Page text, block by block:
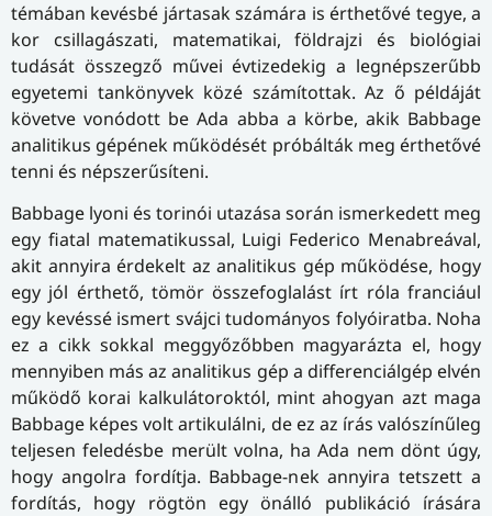
témában kevésbé jártasak számára is érthetővé tegye, a
kor csillagászati, matematikai, földrajzi és biológiai
tudását összegző művei évtizedekig a legnépszerűbb
egyetemi tankönyvek közé számítottak. Az ő példáját
követve vonódott be Ada abba a körbe, akik Babbage
analitikus gépének működését próbálták meg érthetővé
tenni és népszerűsíteni.
Babbage lyoni és torinói utazása során ismerkedett meg
egy fiatal matematikussal, Luigi Federico Menabreával,
akit annyira érdekelt az analitikus gép működése, hogy
egy jól érthető, tömör összefoglalást írt róla franciául
egy kevéssé ismert svájci tudományos folyóiratba. Noha
ez a cikk sokkal meggyőzőbben magyarázta el, hogy
mennyiben más az analitikus gép a differenciálgép elvén
működő korai kalkulátoroktól, mint ahogyan azt maga
Babbage képes volt artikulálni, de ez az írás valószínűleg
teljesen feledésbe merült volna, ha Ada nem dönt úgy,
hogy angolra fordítja. Babbage-nek annyira tetszett a
fordítás, hogy rögtön egy önálló publikáció írására